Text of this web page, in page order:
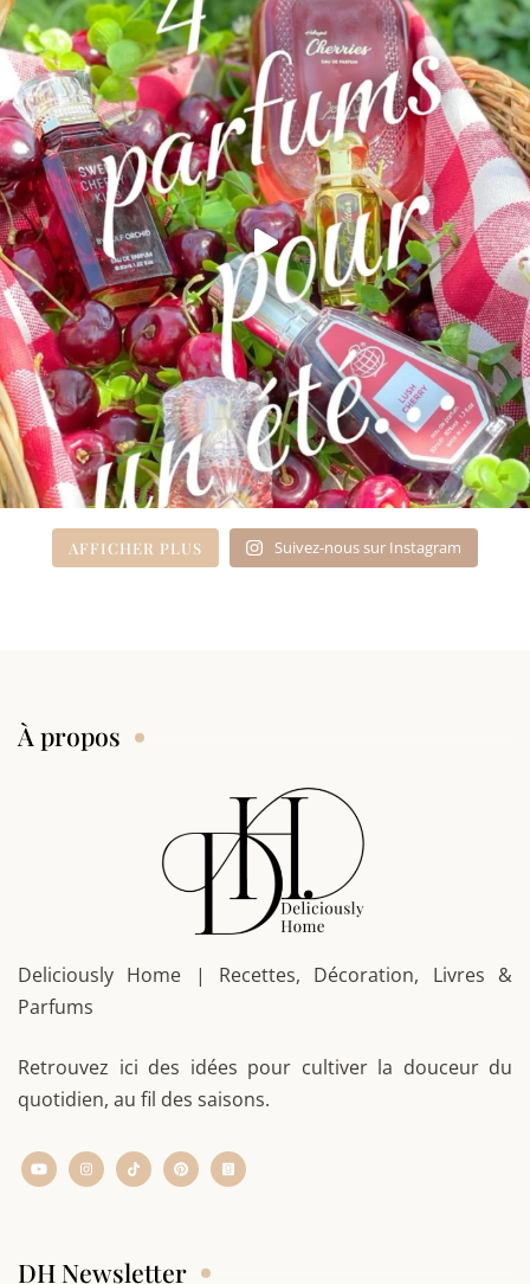
AFFICHER PLUS Suivez-nous sur Instagram
À propos
Deliciously Home | Recettes, Décoration, Livres &
Parfums
Retrouvez ici des idées pour cultiver la douceur du
quotidien, au fil des saisons.
DH Newsletter